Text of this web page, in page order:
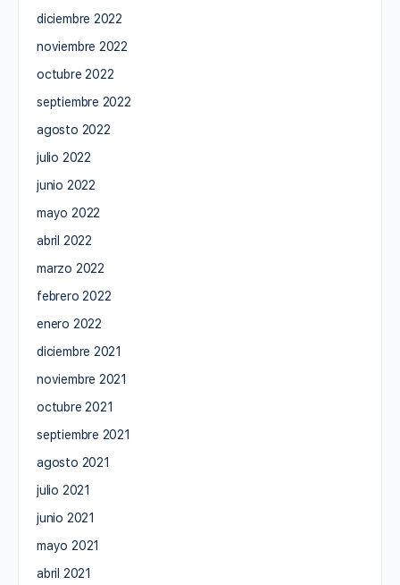
diciembre 2022
noviembre 2022
octubre 2022
septiembre 2022
agosto 2022
julio 2022
junio 2022
mayo 2022
abril 2022
marzo 2022
febrero 2022
enero 2022
diciembre 2021
noviembre 2021
octubre 2021
septiembre 2021
agosto 2021
julio 2021
junio 2021
mayo 2021
abril 2021